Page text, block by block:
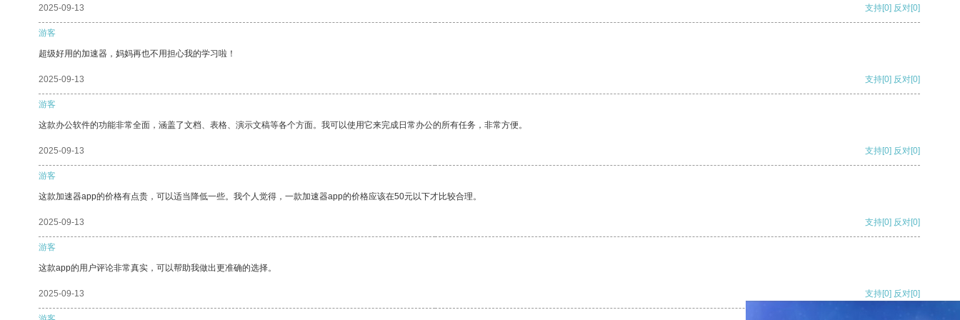
2025-09-13 支持[0] 反对[0]
游客
超级好用的加速器，妈妈再也不用担心我的学习啦！
2025-09-13 支持[0] 反对[0]
游客
这款办公软件的功能非常全面，涵盖了文档、表格、演示文稿等各个方面。我可以使用它来完成日常办公的所有任务，非常方便。
2025-09-13 支持[0] 反对[0]
游客
这款加速器app的价格有点贵，可以适当降低一些。我个人觉得，一款加速器app的价格应该在50元以下才比较合理。
2025-09-13 支持[0] 反对[0]
游客
这款app的用户评论非常真实，可以帮助我做出更准确的选择。
2025-09-13 支持[0] 反对[0]